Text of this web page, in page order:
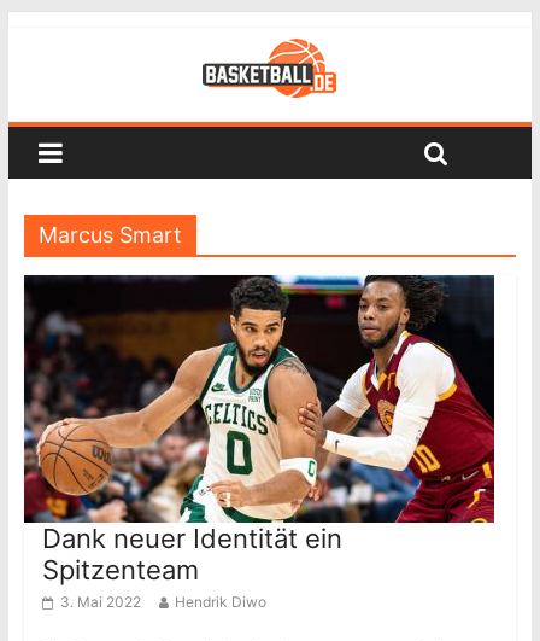
Marcus Smart
Dank neuer Identität ein
Spitzenteam
3. Mai 2022 Hendrik Diwo